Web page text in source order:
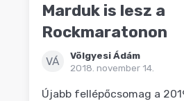
Marduk is lesz a
Rockmaratonon
VÁ
Völgyesi Ádám
2018. november 14.
Újabb fellépőcsomag a